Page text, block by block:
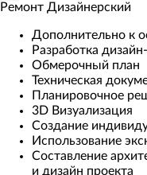
Ремонт Дизайнерский
Дополнительно к
Разработка
Обмерочный план
Техническая
Планировочное
3D Визуализация
Создание
Использование
Составление
и дизайн проекта